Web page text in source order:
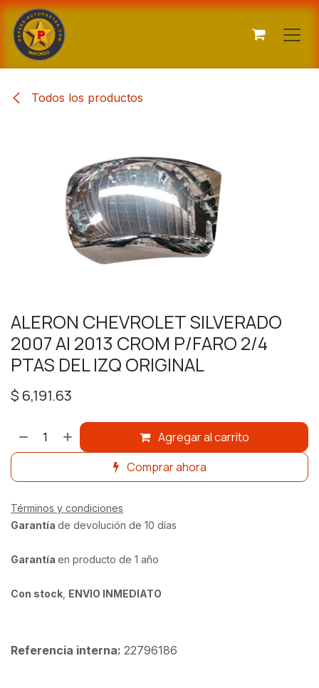
Ir al contenido
Todos los productos
ALERON CHEVROLET SILVERADO
2007 Al 2013 CROM P/FARO 2/4
PTAS DEL IZQ ORIGINAL
$ 6,191.63
Agregar al carrito
Comprar ahora
Términos y condiciones
Garantía de devolución de 10 días
Garantía en producto de 1 año
Con stock ENVIO INMEDIATO
Referencia interna: 22796186